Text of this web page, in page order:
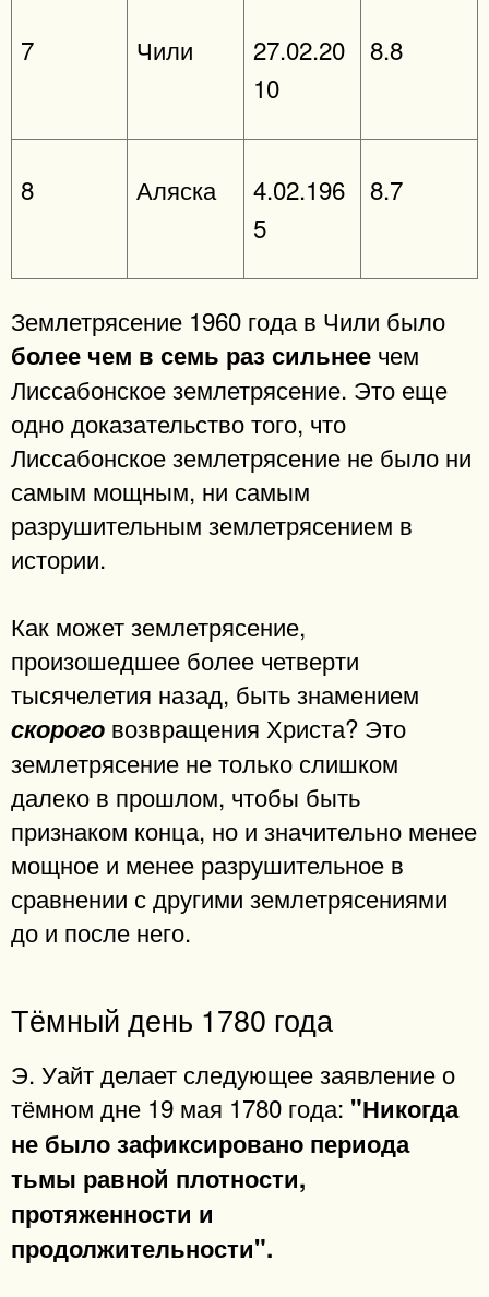
7 Чили
27.02.20
10
8.8
8 Аляска
4.02.196
5
8.7
Землетрясение 1960 года в Чили было
более чем в семь раз сильнее чем
Лиссабонское землетрясение. Это еще
одно доказательство того, что
Лиссабонское землетрясение не было ни
самым мощным, ни самым
разрушительным землетрясением в
истории.
Как может землетрясение,
произошедшее более четверти
тысячелетия назад, быть знамением
скорого возвращения Христа? Это
землетрясение не только слишком
далеко в прошлом, чтобы быть
признаком конца, но и значительно менее
мощное и менее разрушительное в
сравнении с другими землетрясениями
до и после него.
Тёмный день 1780 года
Э. Уайт делает следующее заявление о
тёмном дне 19 мая 1780 года: "Никогда
не было зафиксировано периода
тьмы равной плотности,
протяженности и
продолжительности".